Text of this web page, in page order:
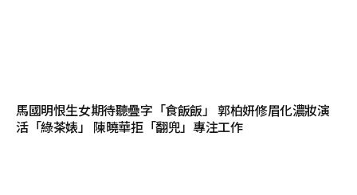
馬國明恨生女期待聽疊字「食飯飯」 郭柏妍修眉化濃妝演
活「綠茶婊」 陳曉華拒「翻兜」專注工作